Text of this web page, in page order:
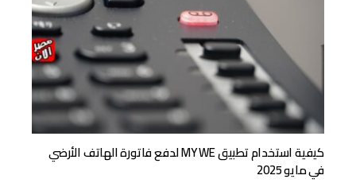
كيفية استخدام تطبيق MY WE لدفع فاتورة الهاتف الأرضي
في مايو 2025